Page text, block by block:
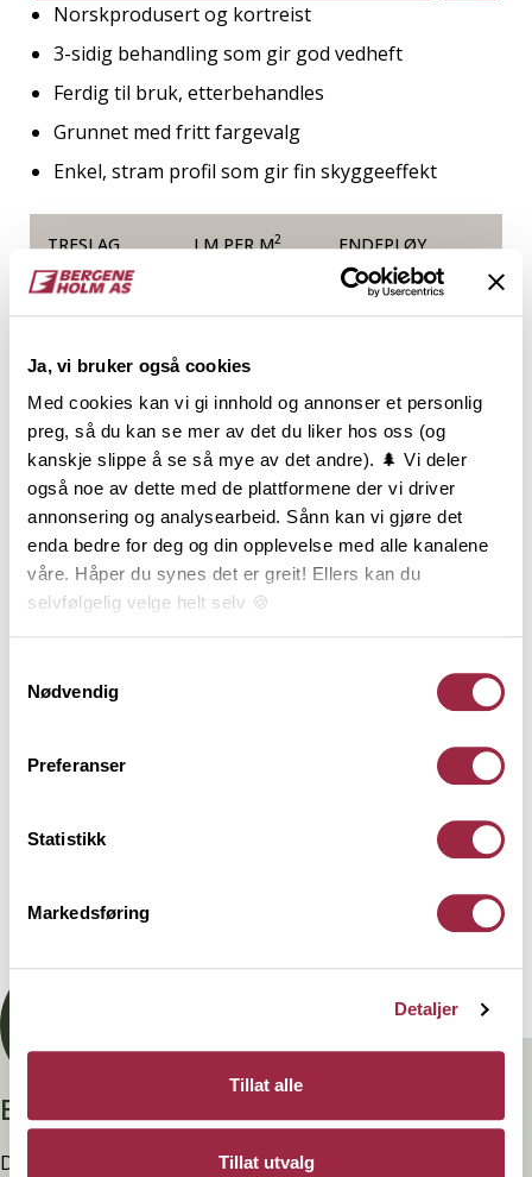
Ja, vi bruker også cookies
Med cookies kan vi gi innhold og annonser et personlig
preg, så du kan se mer av det du liker hos oss (og
kanskje slippe å se så mye av det andre). 🌲 Vi deler
også noe av dette med de plattformene der vi driver
annonsering og analysearbeid. Sånn kan vi gjøre det
enda bedre for deg og din opplevelse med alle kanalene
våre. Håper du synes det er greit! Ellers kan du
selvfølgelig velge helt selv 🍪
Nødvendig
Preferanser
Statistikk
Markedsføring
Detaljer
Tillat alle
Tillat utvalg
Norskprodusert og kortreist
3-sidig behandling som gir god vedheft
Ferdig til bruk, etterbehandles
Grunnet med fritt fargevalg
Enkel, stram profil som gir fin skyggeeffekt
TRESLAG LM PER M2 ENDEPLØY
Gran 9.6
NOBB
56243002
Produktinformasjon
Dobbelfals Rett er kledningen som gir en stram og
enkel veggflate. Det maskuline uttrykket forsterkes
gir Dobbelfals Rett et naturlig og balansert inntrykk
av boligen. Dobbelfals Rett er mest brukt stående.
og 19x148 mm, og med flere typer behandlinger.
Teknisk informasjon
Branntestet
Denne kledninger er testet, dokumentert, godkjent og